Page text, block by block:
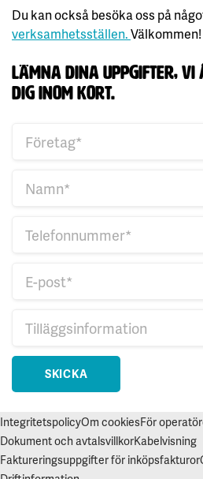
Du kan också besöka oss på
verksamhetsställen.Välkommen!
lämna dina uppgifter,
dig inom kort.
SKICKA
IntegritetspolicyOm cookiesFör
Dokument och avtalsvillkorKabelvisning
Faktureringsuppgifter för inköpsfakturor